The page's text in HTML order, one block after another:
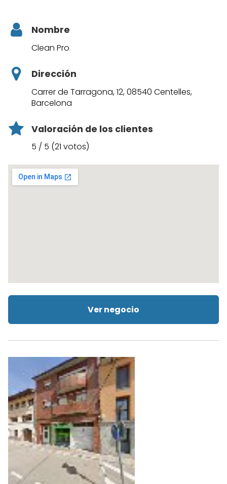
Nombre
Clean Pro
Dirección
Carrer de Tarragona, 12, 08540 Centelles,
Barcelona
Valoración de los clientes
5 / 5 (21 votos)
Ver negocio